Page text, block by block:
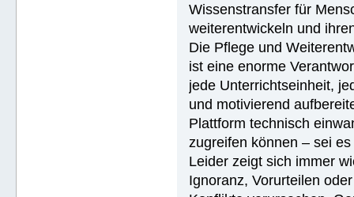
Wissenstransfer für
weiterentwickeln und
Die Pflege und
ist eine enorme
jede Unterrichtseinheit,
und motivierend
Plattform technisch
zugreifen können – sei
Leider zeigt sich immer
Ignoranz, Vorurteilen